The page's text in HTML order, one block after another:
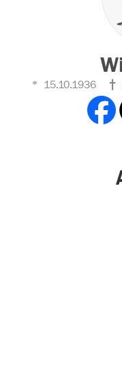
15.10.1936